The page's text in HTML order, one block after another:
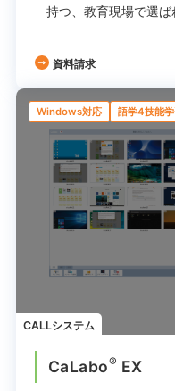
持つ、教育現場で選ば
資料請求
Windows対応 語学4技能
CALLシステム
CaLabo® EX